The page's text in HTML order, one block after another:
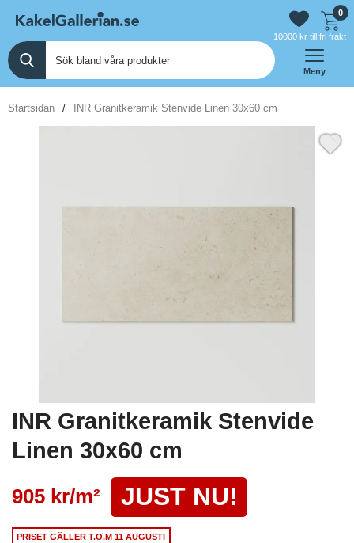
0
10000 kr till fri frakt
Meny
Startsidan INR Granitkeramik Stenvide Linen 30x60 cm
INR Granitkeramik Stenvide
Linen 30x60 cm
905 kr/m² JUST NU!
PRISET GÄLLERT.O.M 11 AUGUSTI